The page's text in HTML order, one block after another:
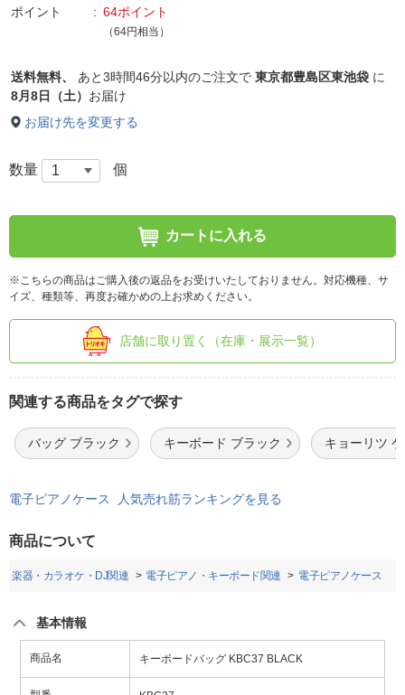
ポイント 64ポイント
（64円相当）
送料無料、 あと3時間46分以内のご注文で 東京都豊島区東池袋 に
8月8日（土） お届け
お届け先を変更する
数量 個
カートに入れる
※こちらの商品はご購入後の返品をお受けいたしておりません。対応機種、サ
イズ、種類等、再度お確かめの上お求めください。
店舗に取り置く（在庫・展示一覧）
関連する商品をタグで探す
バッグ ブラック キーボード ブラック キョーリツ
電子ピアノケース 人気売れ筋ランキングを見る
商品について
楽器・カラオケ・DJ関連 電子ピアノ・キーボード関連 電子ピアノケース
基本情報
商品名 キーボードバッグ KBC37 BLACK